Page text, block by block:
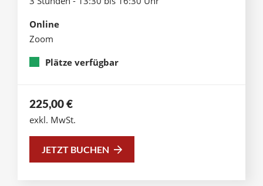
Online
Zoom
Plätze verfügbar
225,00€
exkl. MwSt.
JETZT BUCHEN